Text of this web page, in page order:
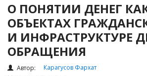
Электронный документооборот и
Трудовые отношения
Техника безопасности и охрана труда
Изменения в законодательстве РК
Займы
О ПОНЯТИИ ДЕНЕГ
ОБЪЕКТАХ
И ИНФРАСТРУКТУРЕ
ОБРАЩЕНИЯ
Автор:
Карагусов Фархат